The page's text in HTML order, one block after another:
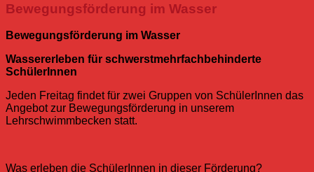
Bewegungsförderung im Wasser
Bewegungsförderung im Wasser
Wassererleben für schwerstmehrfachbehinderte
SchülerInnen
Jeden Freitag findet für zwei Gruppen von SchülerInnen das
Angebot zur Bewegungsförderung in unserem
Lehrschwimmbecken statt.
Was erleben die SchülerInnen in dieser Förderung?